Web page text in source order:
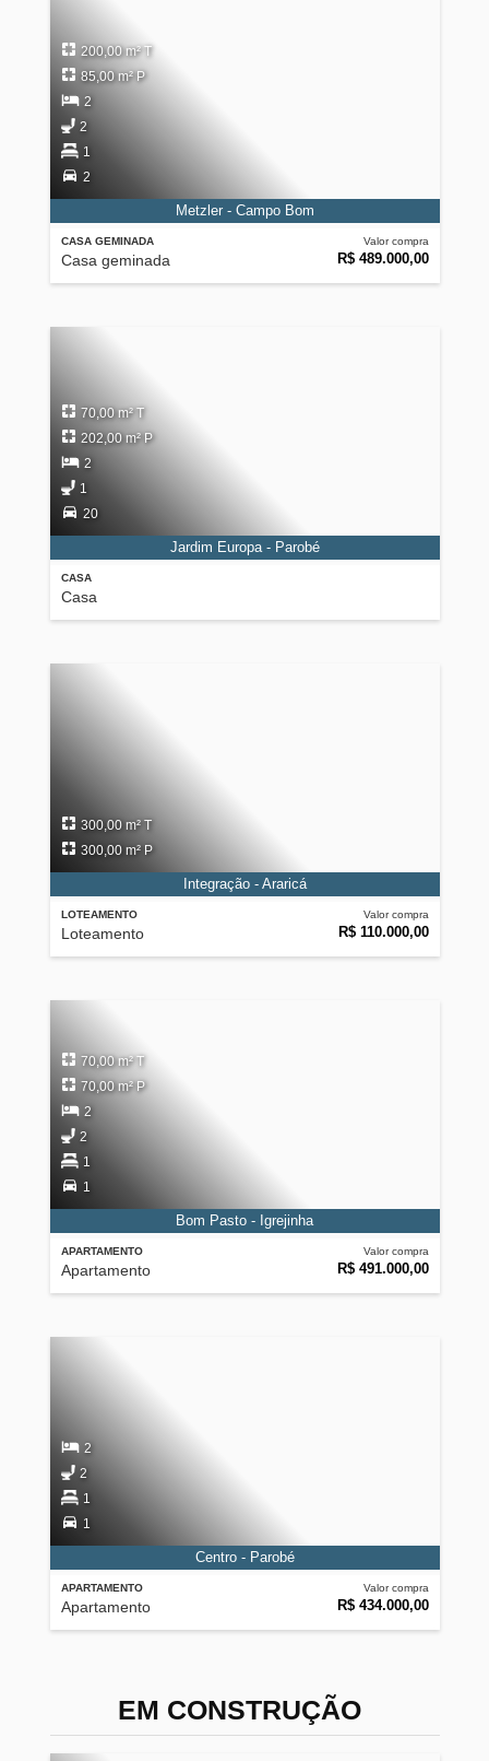
CASA GEMINADA
Casa geminada
Valor compra
R$ 489.000,00
200,00 m² T
85,00 m² P
2
2
1
2
Metzler - Campo Bom
CASA
Casa
70,00 m² T
202,00 m² P
2
1
20
Jardim Europa - Parobé
LOTEAMENTO
Loteamento
Valor compra
R$ 110.000,00
300,00 m² T
300,00 m² P
Integração - Araricá
APARTAMENTO
Apartamento
Valor compra
R$ 491.000,00
70,00 m² T
70,00 m² P
2
2
1
1
Bom Pasto - Igrejinha
APARTAMENTO
Apartamento
Valor compra
R$ 434.000,00
2
2
1
1
Centro - Parobé
EM CONSTRUÇÃO